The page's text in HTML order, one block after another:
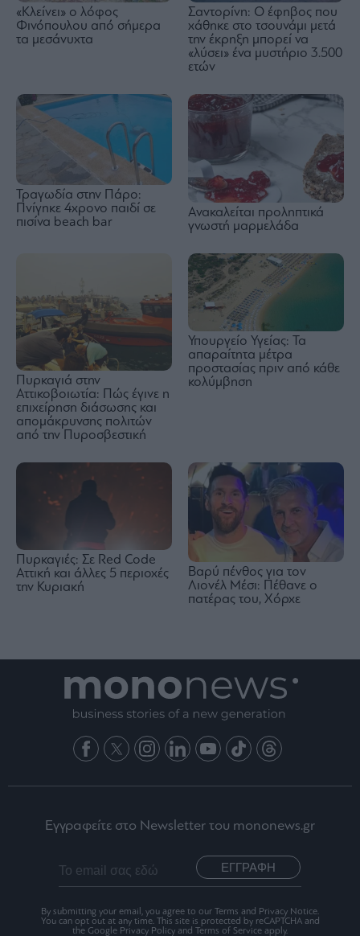
«Κλείνει» ο λόφος
Φινόπουλου από σήμερα
τα μεσάνυχτα
Σαντορίνη: Ο έφηβος που
χάθηκε στο τσουνάμι μετά
την έκρηξη μπορεί να
«λύσει» ένα μυστήριο 3.500
ετών
Τραγωδία στην Πάρο:
Πνίγηκε 4χρονο παιδί σε
πισίνα beach bar
Ανακαλείται προληπτικά
γνωστή μαρμελάδα
Πυρκαγιά στην
Αττικοβοιωτία: Πώς έγινε η
επιχείρηση διάσωσης και
απομάκρυνσης πολιτών
από την Πυροσβεστική
Υπουργείο Υγείας: Τα
απαραίτητα μέτρα
προστασίας πριν από κάθε
κολύμβηση
Πυρκαγιές: Σε Red Code
Αττική και άλλες 5 περιοχές
την Κυριακή
Βαρύ πένθος για τον
Λιονέλ Μέσι: Πέθανε ο
πατέρας του, Χόρχε
Εγγραφείτε στο Newsletter του mononews.gr
ΕΓΓΡΑΦΗ
By submitting your email, you agree to our Terms and Privacy Notice.
You can opt out at any time. This site is protected by reCAPTCHA and
the Google Privacy Policy and Terms of Service apply.